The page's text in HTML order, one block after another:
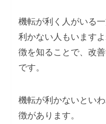
機転が利く人がいる
利かない人もいます
徴を知ることで、改
です。
機転が利かないとい
徴があります。